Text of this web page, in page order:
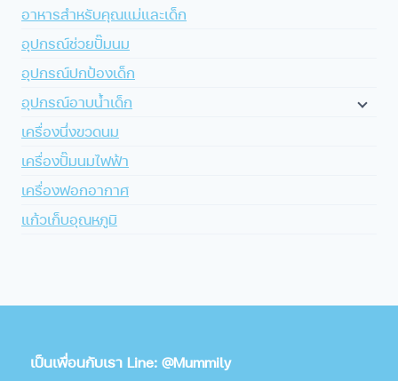
อาหารสำหรับคุณแม่และเด็ก
อุปกรณ์ช่วยปั๊มนม
อุปกรณ์ปกป้องเด็ก
อุปกรณ์อาบน้ำเด็ก
เครื่องนึ่งขวดนม
เครื่องปั๊มนมไฟฟ้า
เครื่องฟอกอากาศ
แก้วเก็บอุณหภูมิ
เป็นเพื่อนกับเรา Line: @Mummily